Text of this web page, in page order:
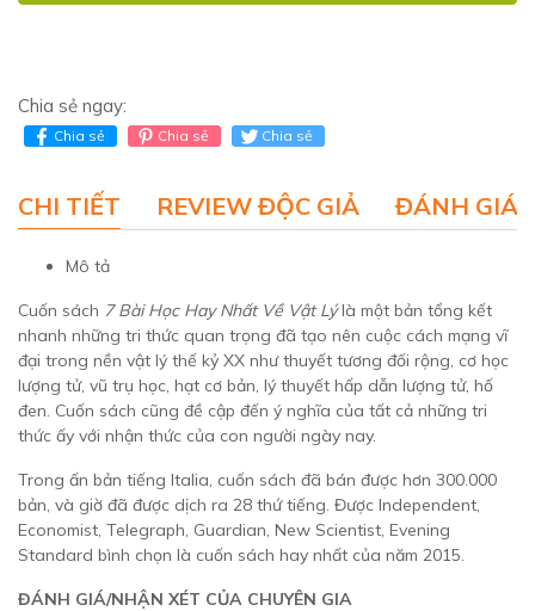
Chia sẻ ngay:
Chia sẻ Chia sẻ Chia sẻ
CHI TIẾT REVIEW ĐỘC GIẢ ĐÁNH GIÁ
Mô tả
Cuốn sách 7 Bài Học Hay Nhất Về Vật Lýlà một bản tổng kết
nhanh những tri thức quan trọng đã tạo nên cuộc cách mạng vĩ
đại trong nền vật lý thế kỷ XX như thuyết tương đối rộng, cơ học
lượng tử, vũ trụ học, hạt cơ bản, lý thuyết hấp dẫn lượng tử, hố
đen. Cuốn sách cũng đề cập đến ý nghĩa của tất cả những tri
thức ấy với nhận thức của con người ngày nay.
Trong ấn bản tiếng Italia, cuốn sách đã bán được hơn 300.000
bản, và giờ đã được dịch ra 28 thứ tiếng. Được Independent,
Economist, Telegraph, Guardian, New Scientist, Evening
Standard bình chọn là cuốn sách hay nhất của năm 2015.
ĐÁNH GIÁ/NHẬN XÉT CỦA CHUYÊN GIA